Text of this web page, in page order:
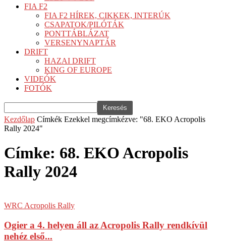
FIA F2
FIA F2 HÍREK, CIKKEK, INTERÚK
CSAPATOK/PILÓTÁK
PONTTÁBLÁZAT
VERSENYNAPTÁR
DRIFT
HAZAI DRIFT
KING OF EUROPE
VIDEÓK
FOTÓK
Kezdőlap Címkék Ezekkel megcímkézve: "68. EKO Acropolis
Rally 2024"
Címke: 68. EKO Acropolis
Rally 2024
WRC Acropolis Rally
Ogier a 4. helyen áll az Acropolis Rally rendkívül
nehéz első...